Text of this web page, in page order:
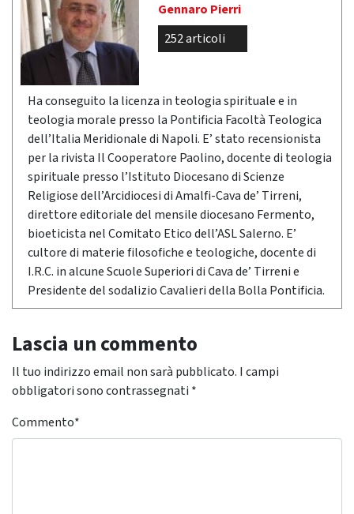
Gennaro Pierri
252 articoli
Ha conseguito la licenza in teologia spirituale e in
teologia morale presso la Pontificia Facoltà Teologica
dell’Italia Meridionale di Napoli. E’ stato recensionista
per la rivista Il Cooperatore Paolino, docente di teologia
spirituale presso l’Istituto Diocesano di Scienze
Religiose dell’Arcidiocesi di Amalfi-Cava de’ Tirreni,
direttore editoriale del mensile diocesano Fermento,
bioeticista nel Comitato Etico dell’ASL Salerno. E’
cultore di materie filosofiche e teologiche, docente di
I.R.C. in alcune Scuole Superiori di Cava de’ Tirreni e
Presidente del sodalizio Cavalieri della Bolla Pontificia.
Lascia un commento
Il tuo indirizzo email non sarà pubblicato. I campi
obbligatori sono contrassegnati *
Commento*